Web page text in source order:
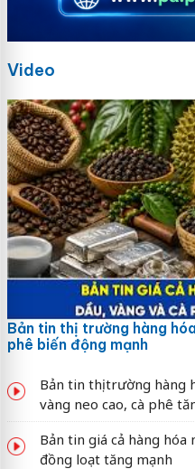
Video
Bản tin thị trường hàng
phê biến động mạnh
Bản tin thị trường hàng
vàng neo cao, cà phê
Bản tin giá cả hàng hóa
đồng loạt tăng mạnh